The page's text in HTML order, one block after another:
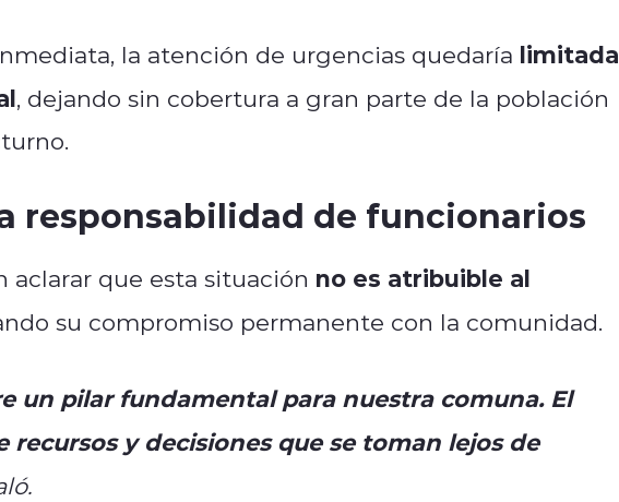
la atención de urgencias quedaría limitada
, dejando sin cobertura a gran parte de la población
responsabilidad de funcionarios
aclarar que esta situación no es atribuible al
su compromiso permanente con la comunidad.
un pilar fundamental para nuestra comuna. El
recursos y decisiones que se toman lejos de